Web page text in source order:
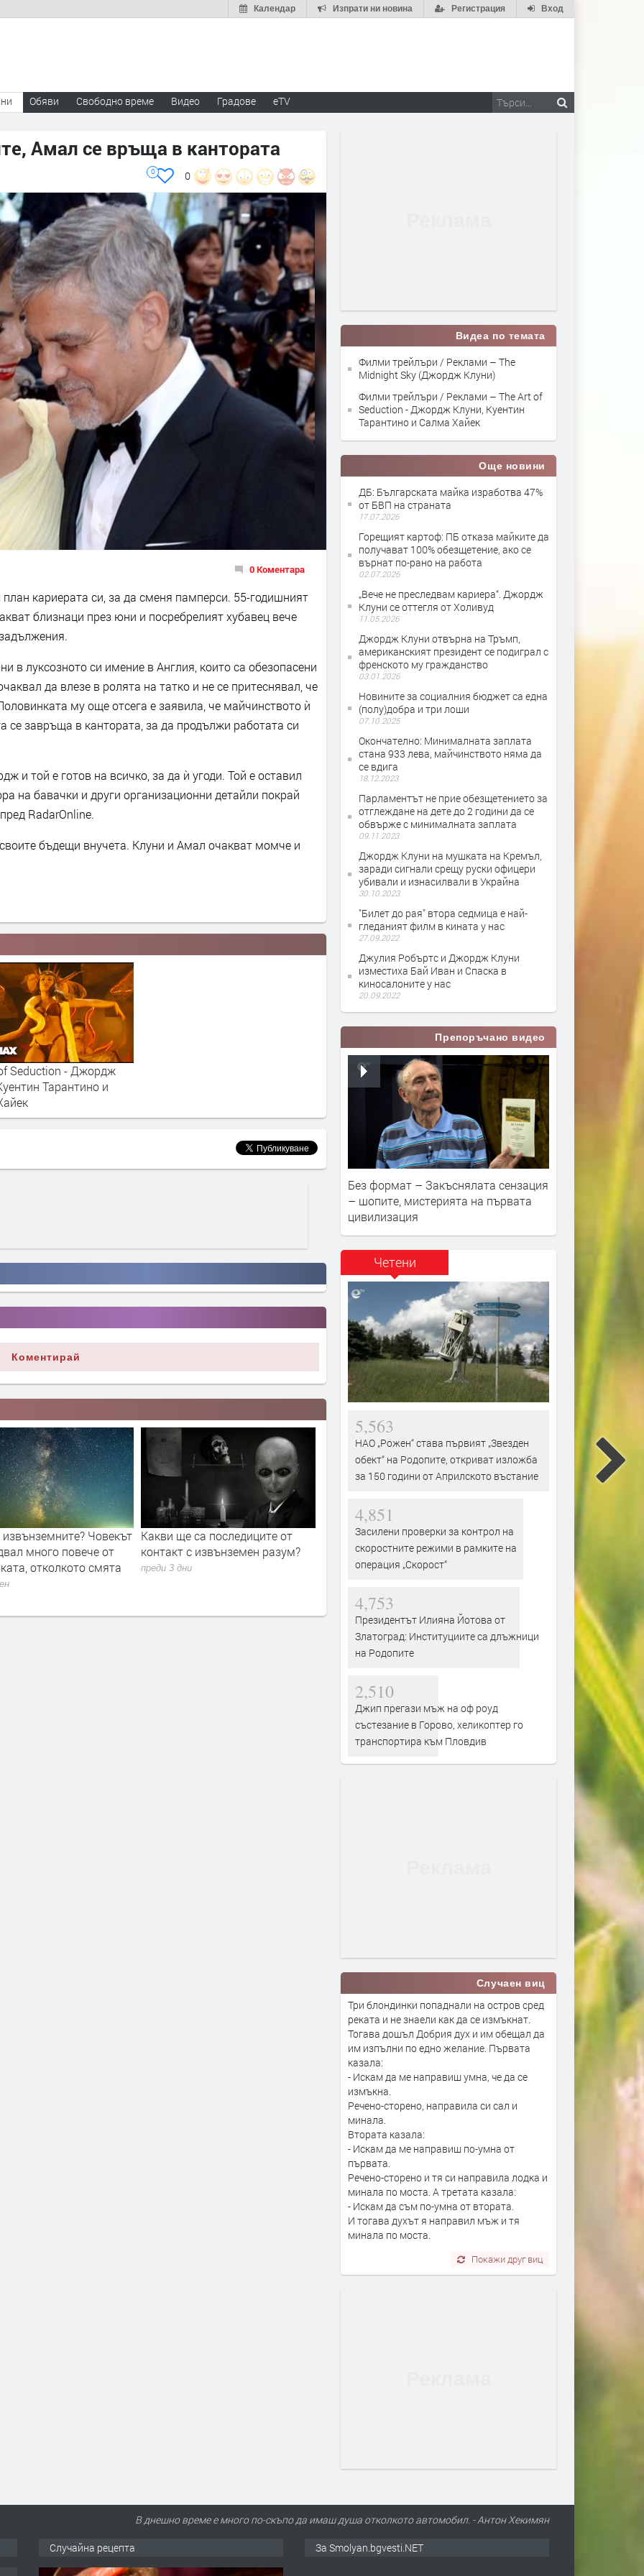
Вход
Регистрация
Изпрати ни новина
Календар
Обяви Свободно време Видео Градове eTV
Амал се връща в кантората
0
0
0 Коментара
кариерата си, за да сменя памперси. 55-годишният
близнаци през юни и посребрелият хубавец вече
в луксозното си имение в Англия, които са обезопасени
да влезе в ролята на татко и не се притеснявал, че
му още отсега е заявила, че майчинството ѝ
се завръща в кантората, за да продължи работата си
и той е готов на всичко, за да ѝ угоди. Той е оставил
на бавачки и други организационни детайли покрай
RadarOnline.
бъдещи внучета. Клуни и Амал очакват момче и
Seduction - Джордж
Тарантино и
Коментирай
са последиците от
с извънземен разум?
Единственото пълно слънчево
затъмнение за 2026 г. ще мине
и през Европа и малко в
Защо комарите хапят едни хора
повече от други? Отговорът не е
в „сладката кръв“
Роботите в Древността и
Средновековието
Видеа по темата
Филми трейлъри / Реклами – The
Midnight Sky (Джордж Клуни)
Филми трейлъри / Реклами – The Art of
Seduction - Джордж Клуни, Куентин
Тарантино и Салма Хайек
Още новини
ДБ: Българската майка изработва 47%
от БВП на страната
17.07.2026
Горещият картоф: ПБ отказа майките да
получават 100% обезщетение, ако се
върнат по-рано на работа
02.07.2026
„Вече не преследвам кариера“. Джордж
Клуни се оттегля от Холивуд
11.05.2026
Джордж Клуни отвърна на Тръмп,
американският президент се подиграл с
френското му гражданство
03.01.2026
Новините за социалния бюджет са една
(полу)добра и три лоши
07.10.2025
Окончателно: Минималната заплата
стана 933 лева, майчинството няма да
се вдига
18.12.2023
Парламентът не прие обезщетението за
отглеждане на дете до 2 години да се
обвърже с минималната заплата
09.11.2023
Джордж Клуни на мушката на Кремъл,
заради сигнали срещу руски офицери
убивали и изнасилвали в Украйна
30.10.2023
"Билет до рая" втора седмица е най-
гледаният филм в кината у нас
27.09.2022
Джулия Робъртс и Джордж Клуни
изместиха Бай Иван и Спаска в
киносалоните у нас
20.09.2022
Препоръчано видео
Без формат – Закъснялата сензация
– шопите, мистерията на първата
цивилизация
Четени
5,563
НАО „Рожен“ става първият „Звезден
обект“ на Родопите, откриват изложба
за 150 години от Априлското въстание
4,851
Засилени проверки за контрол на
скоростните режими в рамките на
операция „Скорост“
4,753
Президентът Илияна Йотова от
Златоград: Институциите са длъжници
на Родопите
2,510
Джип прегази мъж на оф роуд
състезание в Горово, хеликоптер го
транспортира към Пловдив
Случаен виц
Три блондинки попаднали на остров сред
реката и не знаели как да се измъкнат.
Тогава дошъл Добрия дух и им обещал да
им изпълни по едно желание. Първата
казала:
- Искам да ме направиш умна, че да се
измъкна.
Речено-сторено, направила си сал и
минала.
Втората казала:
- Искам да ме направиш по-умна от
първата.
Речено-сторено и тя си направила лодка и
минала по моста. А третата казала:
- Искам да съм по-умна от втората.
И тогава духът я направил мъж и тя
минала по моста.
Покажи друг виц
В днешно време е много по-скъпо да имаш душа отколкото автомобил. - Антон Хекимян
Случайна рецепта За Smolyan.bgvesti.NET